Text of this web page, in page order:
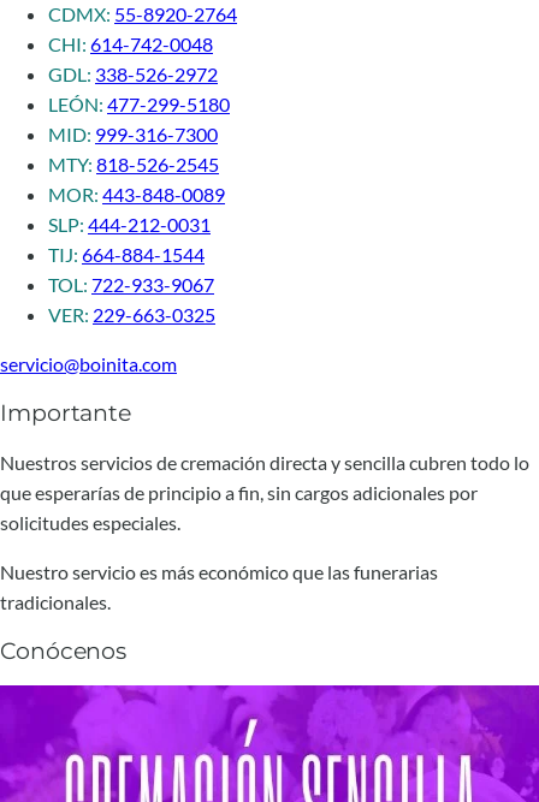
CDMX: 55-8920-2764
CHI: 614-742-0048
GDL: 338-526-2972
LEÓN: 477-299-5180
MID: 999-316-7300
MTY: 818-526-2545
MOR: 443-848-0089
SLP: 444-212-0031
TIJ: 664-884-1544
TOL: 722-933-9067
VER: 229-663-0325
servicio@boinita.com
Importante
Nuestros servicios de cremación directa y sencilla cubren todo lo
que esperarías de principio a fin, sin cargos adicionales por
solicitudes especiales.
Nuestro servicio es más económico que las funerarias
tradicionales.
Conócenos